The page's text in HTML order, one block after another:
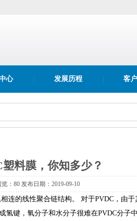
心 发展历程 客
料膜，你知多少？
览：80 发布日期：2019-09-10
连的线性聚合链结构。 对于PVDC，由
键，氧分子和水分子很难在PVDC分子